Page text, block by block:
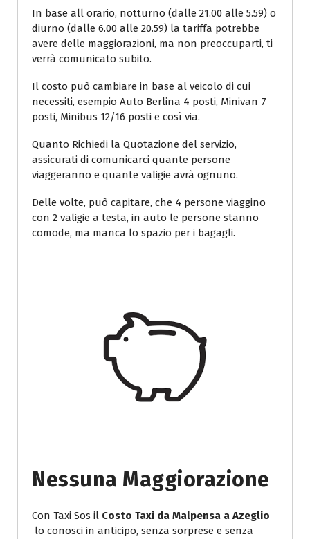
In base all orario, notturno (dalle 21.00 alle 5.59) o
diurno (dalle 6.00 alle 20.59) la tariffa potrebbe
avere delle maggiorazioni, ma non preoccuparti, ti
verrà comunicato subito.
Il costo può cambiare in base al veicolo di cui
necessiti, esempio Auto Berlina 4 posti, Minivan 7
posti, Minibus 12/16 posti e così via.
Quanto Richiedi la Quotazione del servizio,
assicurati di comunicarci quante persone
viaggeranno e quante valigie avrà ognuno.
Delle volte, può capitare, che 4 persone viaggino
con 2 valigie a testa, in auto le persone stanno
comode, ma manca lo spazio per i bagagli.
Nessuna Maggiorazione
Con Taxi Sos il Costo Taxi da Malpensa a Azeglio
lo conosci in anticipo, senza sorprese e senza